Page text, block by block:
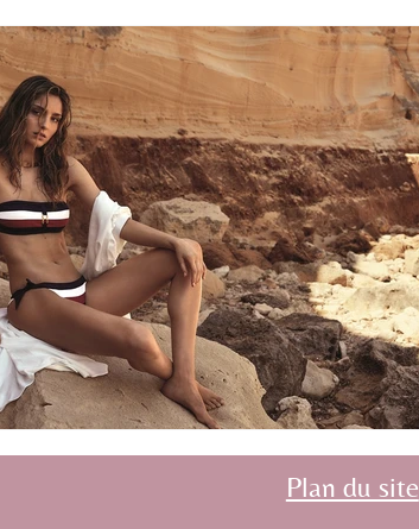
Plan du site